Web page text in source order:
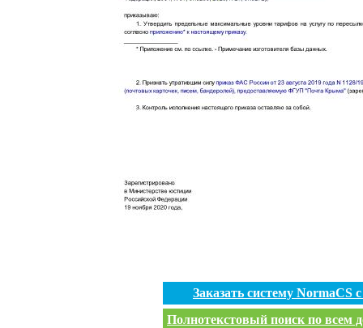
Заказать систему
Полнотекстовый поиск по всем